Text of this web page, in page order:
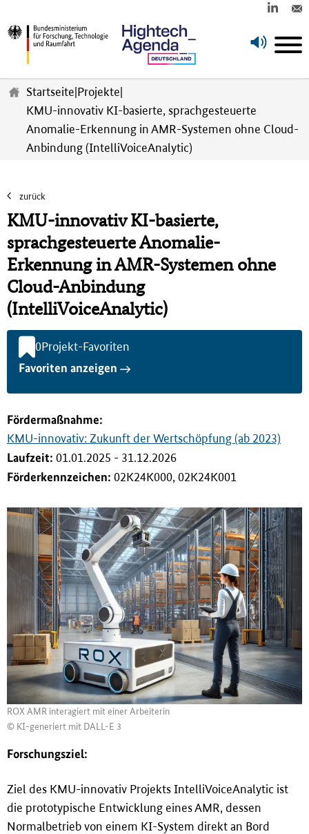
Startseite Projekte
KMU-innovativ KI-basierte, sprachgesteuerte
Anomalie-Erkennung in AMR-Systemen ohne Cloud-
Anbindung (IntelliVoiceAnalytic)
zurück
KMU-innovativ KI-basierte,
sprachgesteuerte Anomalie-
Erkennung in AMR-Systemen ohne
Cloud-Anbindung
(IntelliVoiceAnalytic)
0Projekt-Favoriten
Favoriten anzeigen
Fördermaßnahme:
KMU-innovativ: Zukunft der Wertschöpfung (ab 2023)
Laufzeit: 01.01.2025 - 31.12.2026
Förderkennzeichen: 02K24K000, 02K24K001
ROX AMR interagiert mit einer Arbeiterin
© KI-generiert mit DALL-E 3
Forschungsziel:
Ziel des KMU-innovativ Projekts IntelliVoiceAnalytic ist
die prototypische Entwicklung eines AMR, dessen
Normalbetrieb von einem KI-System direkt an Bord